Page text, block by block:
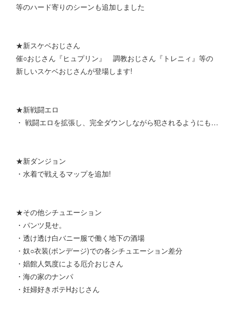
等のハード寄りのシーンも追加しました
★新スケベおじさん
催○おじさん『ヒュプリン』 調教おじさん『トレニィ』等の
新しいスケベおじさんが登場します!
★新戦闘エロ
・ 戦闘エロを拡張し、完全ダウンしながら犯されるようにも…
★新ダンジョン
・水着で戦えるマップを追加!
★その他シチュエーション
・パンツ見せ。
・透け透け白バニー服で働く地下の酒場
・奴○衣装(ボンデージ)での各シチュエーション差分
・娼館人気度による厄介おじさん
・海の家のナンパ
・妊婦好きボテHおじさん